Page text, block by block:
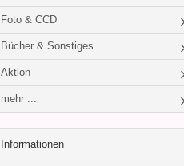
Foto & CCD
Bücher & Sonstiges
Aktion
mehr ...
Informationen